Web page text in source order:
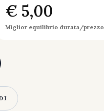
€ 5,00
Miglior equilibrio durata/prezzo